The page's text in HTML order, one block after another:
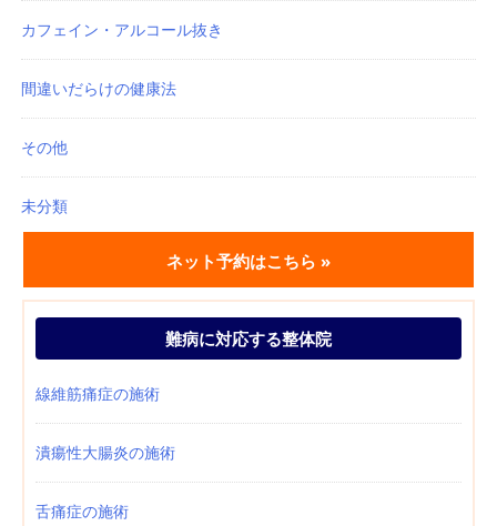
カフェイン・アルコール抜き
間違いだらけの健康法
その他
未分類
ネット予約はこちら »
難病に対応する整体院
線維筋痛症の施術
潰瘍性大腸炎の施術
舌痛症の施術